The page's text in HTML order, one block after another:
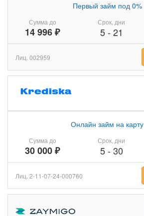
Сумма до
14 996 ₽
Первый займ под 0%
Срок, дни
5- 21
Лиц. 002959
Сумма до
30 000 ₽
Онлайн займ на карту
Срок, дни
5- 30
Лиц. 2-11-07-24-000760